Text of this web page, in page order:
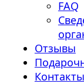
FAQ
Отзывы
Контакты